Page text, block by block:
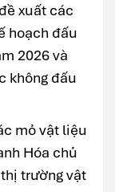
xuất các
hoạch đấu
2026 và
không đấu
mỏ vật liệu
Hóa chủ
trường vật